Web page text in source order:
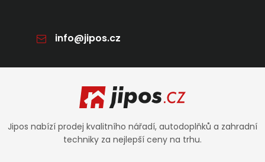
info@jipos.cz
Jipos nabízí prodej kvalitního nářadí, autodoplňků a zahradní
techniky za nejlepší ceny na trhu.